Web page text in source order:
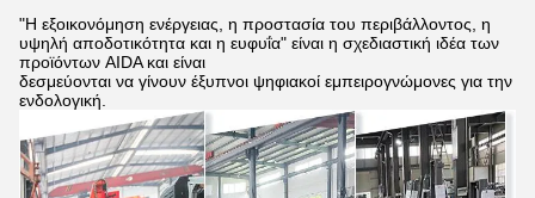
"Η εξοικονόμηση ενέργειας, η προστασία του περιβάλλοντος, η
υψηλή αποδοτικότητα και η ευφυΐα" είναι η σχεδιαστική ιδέα των
προϊόντων AIDA και είναι
δεσμεύονται να γίνουν έξυπνοι ψηφιακοί εμπειρογνώμονες για την
ενδολογική.